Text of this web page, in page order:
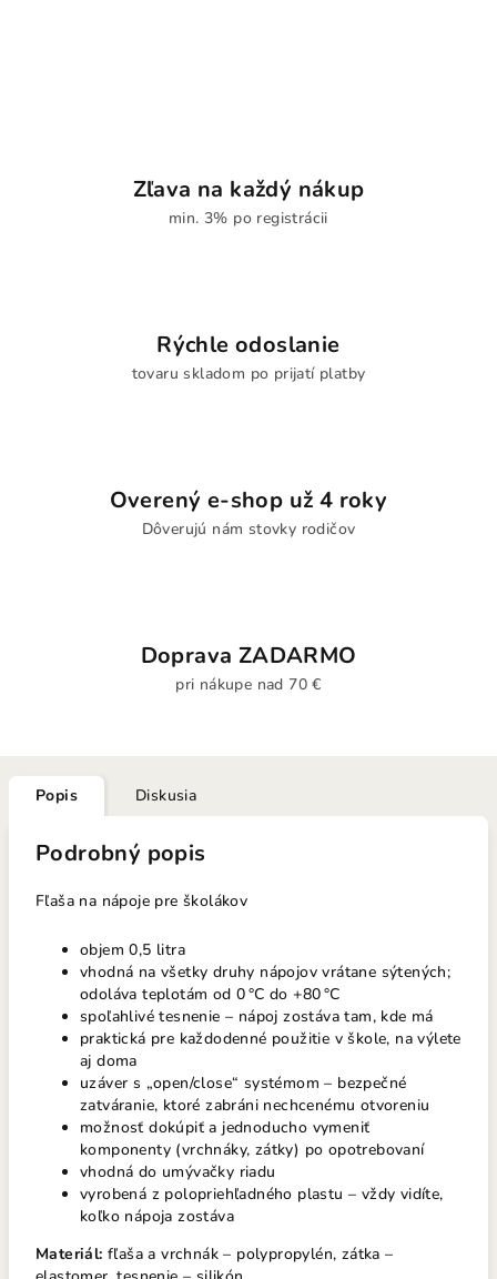
Zľava na každý nákup
min. 3% po registrácii
Rýchle odoslanie
tovaru skladom po prijatí platby
Overený e-shop už 4 roky
Dôverujú nám stovky rodičov
Doprava ZADARMO
pri nákupe nad 70 €
Popis Diskusia
Podrobný popis
Fľaša na nápoje pre školákov
objem 0,5 litra
vhodná na všetky druhy nápojov vrátane sýtených;
odoláva teplotám od 0 °C do +80 °C
spoľahlivé tesnenie – nápoj zostáva tam, kde má
praktická pre každodenné použitie v škole, na výlete
aj doma
uzáver s „open/close“ systémom – bezpečné
zatváranie, ktoré zabráni nechcenému otvoreniu
možnosť dokúpiť a jednoducho vymeniť
komponenty (vrchnáky, zátky) po opotrebovaní
vhodná do umývačky riadu
vyrobená z polopriehľadného plastu – vždy vidíte,
koľko nápoja zostáva
Materiál: fľaša a vrchnák – polypropylén, zátka –